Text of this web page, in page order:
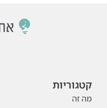
קטגוריות
מה זה